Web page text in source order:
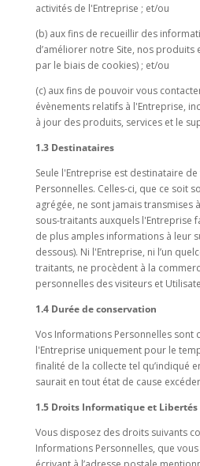
activités de l'Entreprise ; et/ou
(b) aux fins de recueillir des
d’améliorer notre Site, nos produits
par le biais de cookies) ; et/ou
(c) aux fins de pouvoir vous
évènements relatifs à l'Entreprise,
à jour des produits, services et le
1.3 Destinataires
Seule l'Entreprise est destinataire
Personnelles. Celles-ci, que ce soit
agrégée, ne sont jamais transmises
sous-traitants auxquels l'Entreprise
de plus amples informations à leur
dessous). Ni l'Entreprise, ni l’un
traitants, ne procèdent à la
personnelles des visiteurs et
1.4 Durée de conservation
Vos Informations Personnelles sont
l'Entreprise uniquement pour le
finalité de la collecte tel qu’indiqué
saurait en tout état de cause
1.5 Droits Informatique et Libertés
Vous disposez des droits suivants
Informations Personnelles, que